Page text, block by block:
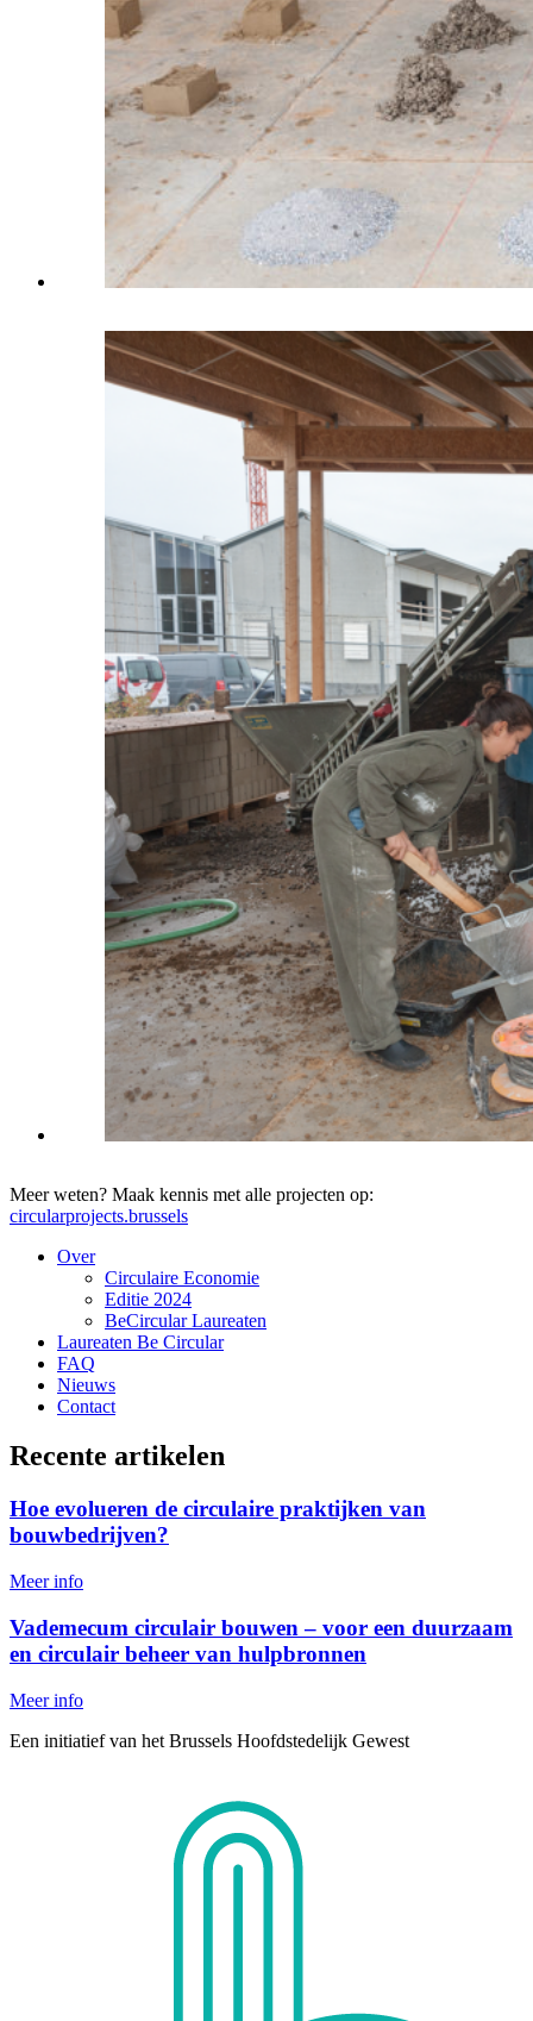
Meer weten? Maak kennis met alle projecten op:
circularprojects.brussels
Over
Circulaire Economie
Editie 2024
BeCircular Laureaten
Laureaten Be Circular
FAQ
Nieuws
Contact
Recente artikelen
Hoe evolueren de circulaire praktijken van
bouwbedrijven?
Meer info
Vademecum circulair bouwen – voor een duurzaam
en circulair beheer van hulpbronnen
Meer info
Een initiatief van het Brussels Hoofdstedelijk Gewest